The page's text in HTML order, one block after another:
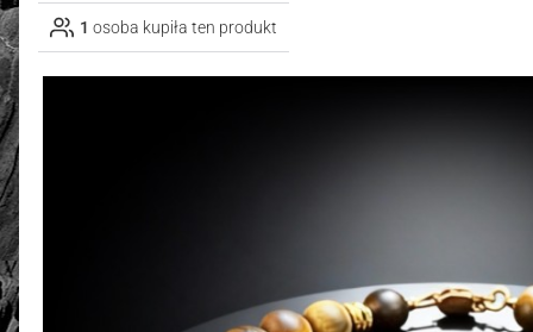
1 osoba kupiła ten produkt